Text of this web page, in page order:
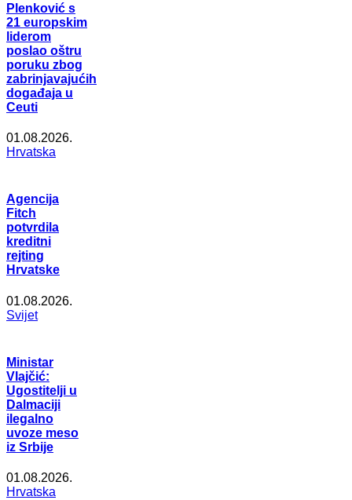
Plenković s
21 europskim
liderom
poslao oštru
poruku zbog
zabrinjavajućih
događaja u
Ceuti
01.08.2026.
Hrvatska
Agencija
Fitch
potvrdila
kreditni
rejting
Hrvatske
01.08.2026.
Svijet
Ministar
Vlajčić:
Ugostitelji u
Dalmaciji
ilegalno
uvoze meso
iz Srbije
01.08.2026.
Hrvatska